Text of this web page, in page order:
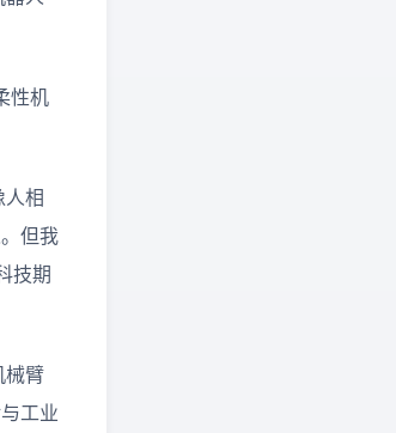
性机
相
但我
技期
械臂
工业